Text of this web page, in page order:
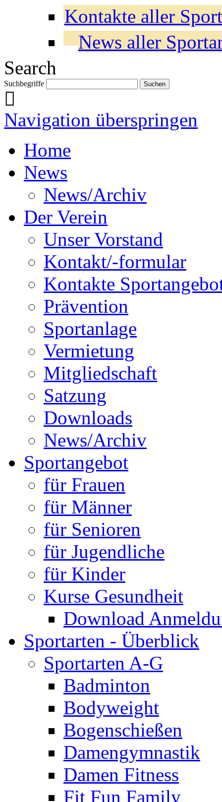
Kontakte aller
News aller
Search
Suchbegriffe
Navigation überspringen
Home
News
News/Archiv
Der Verein
Unser Vorstand
Kontakt/-formular
Kontakte
Prävention
Sportanlage
Vermietung
Mitgliedschaft
Satzung
Downloads
News/Archiv
Sportangebot
für Frauen
für Männer
für Senioren
für Jugendliche
für Kinder
Kurse Gesundheit
Download
Sportarten - Überblick
Sportarten A-G
Badminton
Bodyweight
Bogenschießen
Damengymnastik
Damen Fitness
Fit Fun Family